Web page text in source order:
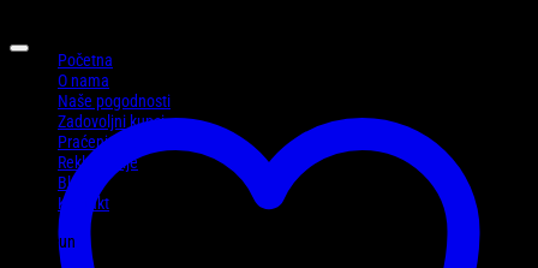
Početna
O nama
Naše pogodnosti
Zadovoljni kupci
Praćenje pošiljke
Reklamacije
Blog
Kontakt
Moj račun